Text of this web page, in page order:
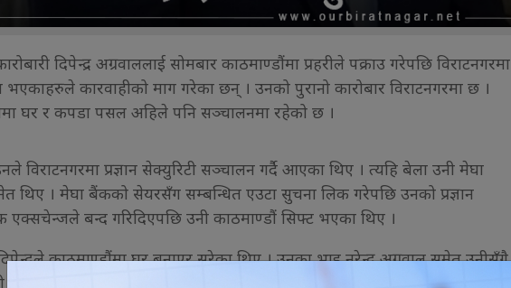
दिपेन्द्र अग्रवाललाई सोमबार काठमाण्डौंमा प्रहरीले पक्राउ गरेपछि विराटनगरमा
कारवाहीको माग गरेका छन् । उनको पुरानो कारोबार विराटनगरमा छ ।
घर र कपडा पसल अहिले पनि सञ्चालनमा रहेको छ ।
विराटनगरमा प्रज्ञान सेक्युरिटी सञ्चालन गर्दै आएका थिए । त्यहि बेला उनी मेघा
थिए । मेघा बैंकको सेयरसँग सम्बन्धित एउटा सुचना लिक गरेपछि उनको प्रज्ञान
एक्सचेन्जले बन्द गरिदिएपछि उनी काठमाण्डौं सिफ्ट भएका थिए ।
काठमाण्डौंमा घर बनाएर सरेका थिए । उनका भाइ नरेन्द्र अग्रवाल समेत उनीसँगै
काम गरेर रकम आर्जन गरेपछि अनुसन्धान हुनसक्ने संभावनाबाट पारिवारिक सम्पति